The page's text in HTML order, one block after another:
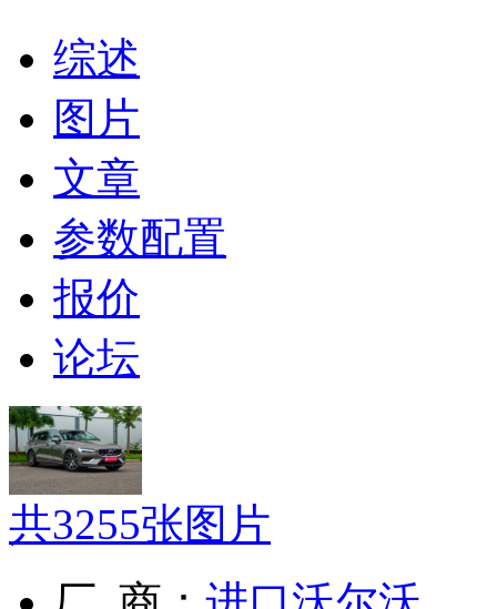
综述
图片
文章
参数配置
报价
论坛
共3255张图片